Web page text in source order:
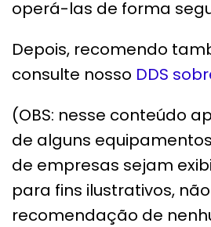
operá-las de forma
Depois, recomendo
consulte nosso DDS
(OBS: nesse conteúdo
de alguns
de empresas sejam
para fins ilustrativos,
recomendação de